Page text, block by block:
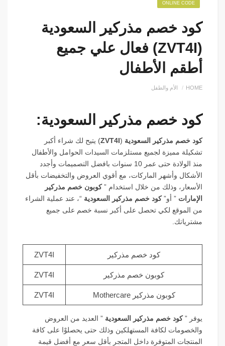
ONLINE CODE
كود خصم مذركير السعودية
(ZVT4I) فعال علي جميع
أطقم الأطفال
HOME الأم والطفل
كود خصم مذركير السعودية:
كود خصم مذركير السعودية ZVT4I) يتيح لك شراء أكبر
تشكيلة مميزة لجميع مستلزمات السيدات الحوامل والأطفال
منذ الولادة حتى عمر 10 سنوات بافضل التصميمات وأجدد
الأشكال وأشهر الماركات، مع أقوي العروض والتخفيضات بأقل
الأسعار، وذلك من خلال استخدام ”كوبون خصم مذركير
الإمارات” أو”كود خصم مذركير السعودية“، عند عملية الشراء
من الموقع لكي تحصل على أكبر نسبة خصم على جميع
مشترياتك.
كود خصم مذركير ZVT4I
كوبون خصم مذركير ZVT4I
كوبون مذركير Mothercare ZVT4I
يوفر ”كود خصم مذركير السعودية” العديد من العروض
والخصومات لكافة المستهلكين وذلك حتى يحصلوْا على كافة
المنتجات المتوفرة داخل المتجر بأقل سعر مع أفضل قيمة